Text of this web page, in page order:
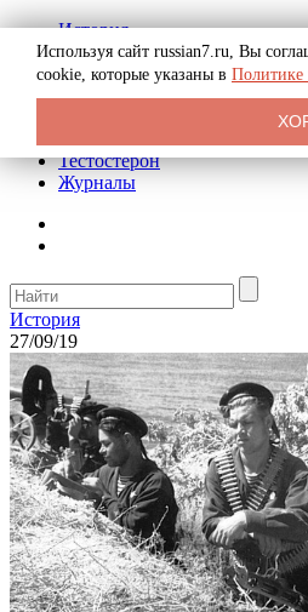
История
Биография
Криминал
Реклама на сайте
Тестостерон
Журналы
История
27/09/19
Используя сайт russian7.ru, Вы
cookie, которые указаны в Политике